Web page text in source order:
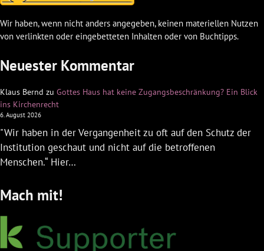
Wir haben, wenn nicht anders angegeben, keinen materiellen Nutzen
von verlinkten oder eingebetteten Inhalten oder von Buchtipps.
Neuester Kommentar
Klaus Bernd zu Gottes Haus hat keine Zugangsbeschränkung? Ein Blick
ins Kirchenrecht
6. August 2026
"Wir haben in der Vergangenheit zu oft auf den Schutz der
Institution geschaut und nicht auf die betroffenen
Menschen.“ Hier…
Mach mit!